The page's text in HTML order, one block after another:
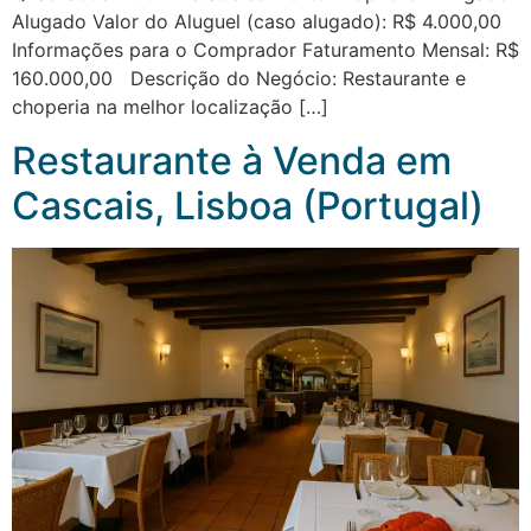
Alugado Valor do Aluguel (caso alugado): R$ 4.000,00
Informações para o Comprador Faturamento Mensal: R$
160.000,00 Descrição do Negócio: Restaurante e
choperia na melhor localização […]
Restaurante à Venda em
Cascais, Lisboa (Portugal)